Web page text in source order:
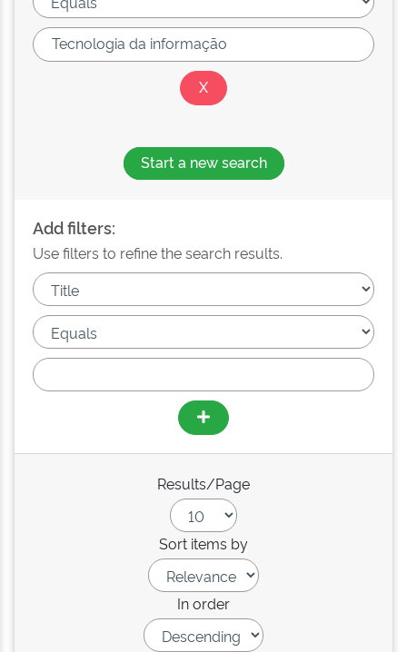
Start a new search
Add filters:
Use filters to refine the search results.
Results/Page
Sort items by
In order